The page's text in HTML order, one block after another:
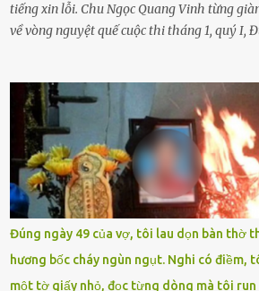
tiếng xin lỗi. Chu Ngọc Quang Vinh từng
về vòng nguyệt quế cuộc thi tháng 1, quý I,
chưa phù hợp, gây xôn xao, bức xúc trong
Trường THPT Chuyên Nguyễn Tất Thành
khoản Chu Vinh là của học sinh Chu Ngọc
của nhà trường. Nam sinh này từng giành
vòng nguyệt quế cuộc thi tháng 1, quý I,
năm thứ 24. Quá trình giáo dục, học sinh
nhận thức được nội dung bài viết của bản
ngày 1.9 là chưa phù hợp nên đã chủ động
xin lỗi trên trang Facebook cá nhân. Chu
Đúng ngày 49 của vợ, tôi lau dọn bàn thờ
hương bốc cháy ngùn ngụt. Nghi có điềm,
một tờ giấy nhỏ, đọc từng dòng mà tôi